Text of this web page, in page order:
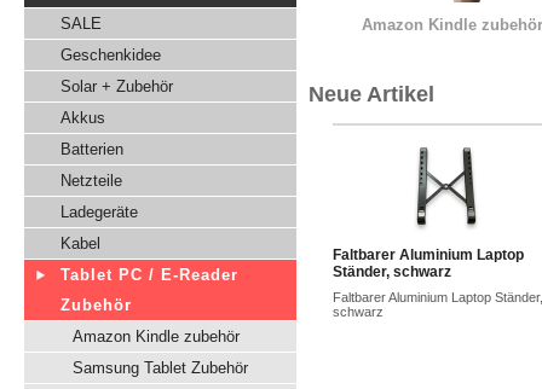
SALE
Geschenkidee
Solar + Zubehör
Akkus
Batterien
Netzteile
Ladegeräte
Kabel
Tablet PC / E-Reader
Zubehör
Amazon Kindle zubehör
Samsung Tablet Zubehör
Amazon Kindle zubehör
Neue Artikel
Faltbarer Aluminium Laptop
Ständer, schwarz
Faltbarer Aluminium Laptop Ständer,
schwarz